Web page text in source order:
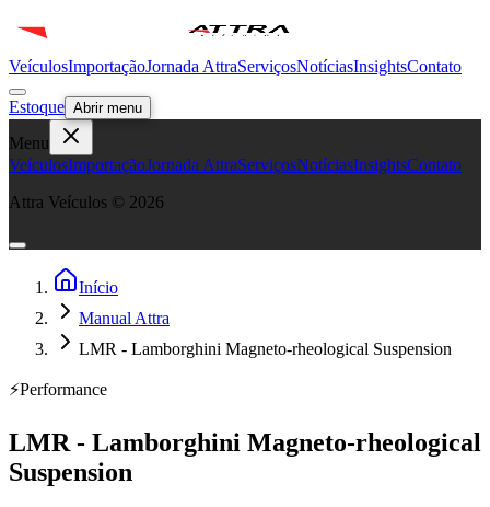
VeículosImportaçãoJornada AttraServiçosNotíciasInsightsContato
Estoque Abrir menu
Menu
VeículosImportaçãoJornada AttraServiçosNotíciasInsightsContato
Attra Veículos © 2026
Início
Manual Attra
LMR - Lamborghini Magneto-rheological Suspension
⚡Performance
LMR - Lamborghini Magneto-rheological
Suspension